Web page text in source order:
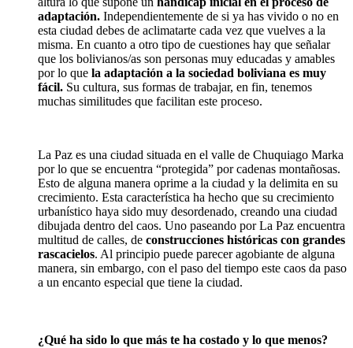
adaptación. Independientemente de si ya has vivido o no en
esta ciudad debes de aclimatarte cada vez que vuelves a la
misma. En cuanto a otro tipo de cuestiones hay que señalar
que los bolivianos/as son personas muy educadas y amables
por lo que la adaptación a la sociedad boliviana es muy
fácil. Su cultura, sus formas de trabajar, en fin, tenemos
muchas similitudes que facilitan este proceso.
La Paz es una ciudad situada en el valle de Chuquiago Marka
por lo que se encuentra “protegida” por cadenas montañosas.
Esto de alguna manera oprime a la ciudad y la delimita en su
crecimiento. Esta característica ha hecho que su crecimiento
urbanístico haya sido muy desordenado, creando una ciudad
dibujada dentro del caos. Uno paseando por La Paz encuentra
multitud de calles, de construcciones históricas con grandes
rascacielos. Al principio puede parecer agobiante de alguna
manera, sin embargo, con el paso del tiempo este caos da paso
a un encanto especial que tiene la ciudad.
¿Qué ha sido lo que más te ha costado y lo que menos?